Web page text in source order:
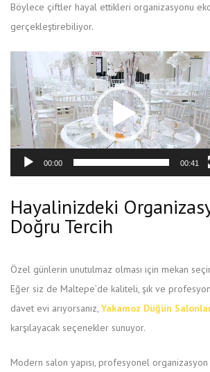
Böylece çiftler hayal ettikleri organizasyonu
gerçekleştirebiliyor.
Video
oynatıcı
00:00 00:41
Hayalinizdeki
Doğru Tercih
Özel günlerin unutulmaz olması için mekan
Eğer siz de Maltepe’de kaliteli, şık ve
davet evi arıyorsanız, Yakamoz Düğün
karşılayacak seçenekler sunuyor.
Modern salon yapısı, profesyonel